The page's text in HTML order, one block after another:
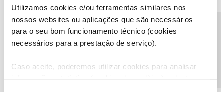
Utilizamos cookies e/ou ferramentas similares nos
nossos websites ou aplicações que são necessários
para o seu bom funcionamento técnico (cookies
necessários para a prestação de serviço).
Caso aceite, poderemos utilizar cookies para analisar
Descubra as novidades de junho